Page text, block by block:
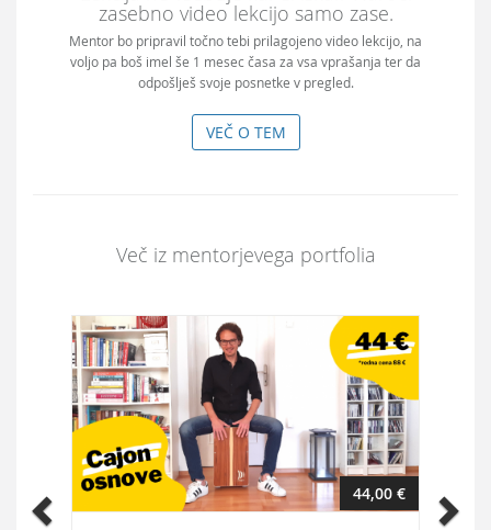
zasebno video lekcijo samo zase.
Mentor bo pripravil točno tebi prilagojeno video lekcijo, na
voljo pa boš imel še 1 mesec časa za vsa vprašanja ter da
odpošlješ svoje posnetke v pregled.
VEČ O TEM
Več iz mentorjevega portfolia
44,00 €
Previous